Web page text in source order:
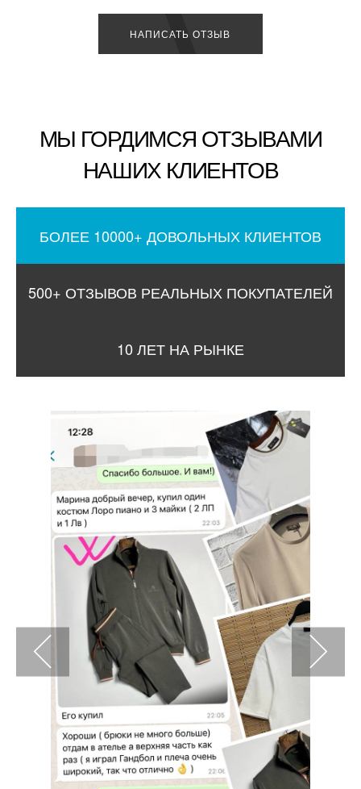
НАПИСАТЬ ОТЗЫВ
МЫ ГОРДИМСЯ ОТЗЫВАМИ
НАШИХ КЛИЕНТОВ
БОЛЕЕ 10000+ ДОВОЛЬНЫХ КЛИЕНТОВ
500+ ОТЗЫВОВ РЕАЛЬНЫХ ПОКУПАТЕЛЕЙ
10 ЛЕТ НА РЫНКЕ